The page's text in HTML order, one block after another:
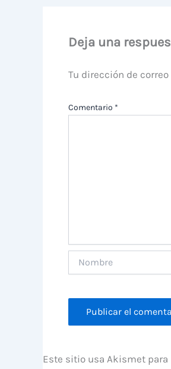
Deja una
Tu dirección de
Comentario *
Este sitio usa Akismet